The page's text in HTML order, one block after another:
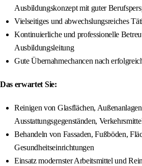
Ausbildungskonzept mit guter
Vielseitiges und abwechslungsreiches
Kontinuierliche und professionelle
Ausbildungsleitung
Gute Übernahmechancen nach
Das erwartet Sie:
Reinigen von Glasflächen,
Ausstattungsgegenständen,
Behandeln von Fassaden, Fußböden,
Gesundheitseinrichtungen
Einsatz modernster Arbeitsmittel und